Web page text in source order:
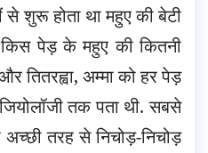
शुरू होता था महुए की बेटी
किस पेड़ के महुए की कितनी
तितरह्वा, अम्मा को हर पेड़
तक पता थी. सबसे
तरह से निचोड़-निचोड़